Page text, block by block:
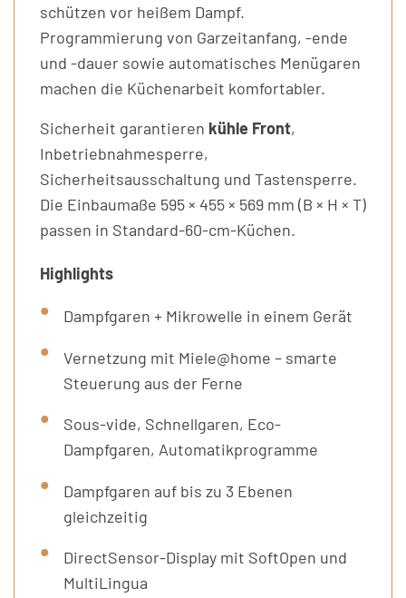
schützen vor heißem Dampf.
Programmierung von Garzeitanfang, -ende
und -dauer sowie automatisches Menügaren
machen die Küchenarbeit komfortabler.
Sicherheit garantieren kühle Front,
Inbetriebnahmesperre,
Sicherheitsausschaltung und Tastensperre.
Die Einbaumaße 595 × 455 × 569 mm (B × H × T)
passen in Standard-60-cm-Küchen.
Highlights
Dampfgaren + Mikrowelle in einem Gerät
Vernetzung mit Miele@home – smarte
Steuerung aus der Ferne
Sous-vide, Schnellgaren, Eco-
Dampfgaren, Automatikprogramme
Dampfgaren auf bis zu 3 Ebenen
gleichzeitig
DirectSensor-Display mit SoftOpen und
MultiLingua